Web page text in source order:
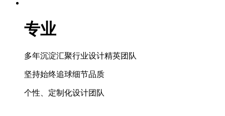
专业
多年沉淀汇聚行业设计精英团队
坚持始终追球细节品质
个性、定制化设计团队